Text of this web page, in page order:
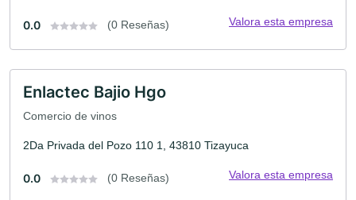
0.0 (0 Reseñas) Valora esta empresa
Enlactec Bajio Hgo
Comercio de vinos
2Da Privada del Pozo 110 1, 43810 Tizayuca
0.0 (0 Reseñas) Valora esta empresa